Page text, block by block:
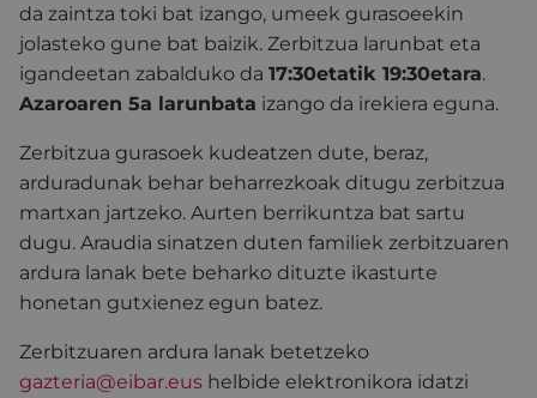
da zaintza toki bat izango, umeek gurasoeekin
jolasteko gune bat baizik. Zerbitzua larunbat eta
igandeetan zabalduko da 17:30etatik 19:30etara.
Azaroaren 5a larunbata izango da irekiera eguna.
Zerbitzua gurasoek kudeatzen dute, beraz,
arduradunak behar beharrezkoak ditugu zerbitzua
martxan jartzeko. Aurten berrikuntza bat sartu
dugu. Araudia sinatzen duten familiek zerbitzuaren
ardura lanak bete beharko dituzte ikasturte
honetan gutxienez egun batez.
Zerbitzuaren ardura lanak betetzeko
gazteria@eibar.eus helbide elektronikora idatzi